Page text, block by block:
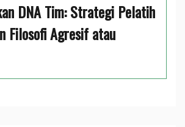
DNA Tim: Strategi Pelatih
Filosofi Agresif atau